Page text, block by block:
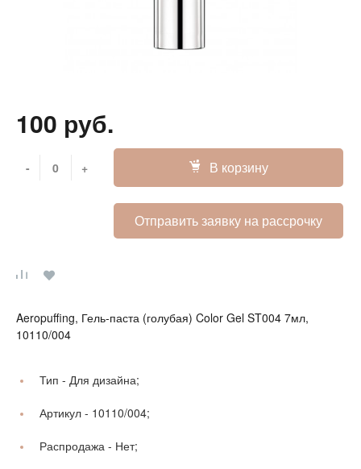
100 руб.
- + В корзину
Отправить заявку на рассрочку
Aeropuffing, Гель-паста (голубая) Color Gel ST004 7мл,
10110/004
Тип - Для дизайна;
Артикул - 10110/004;
Распродажа - Нет;